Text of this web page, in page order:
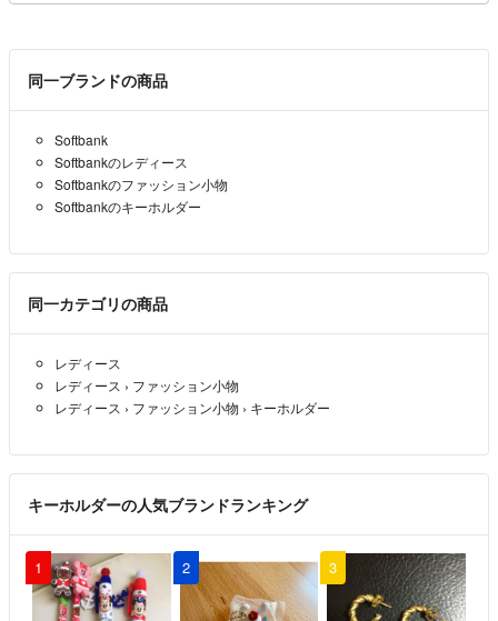
同一ブランドの商品
Softbank
Softbankのレディース
Softbankのファッション小物
Softbankのキーホルダー
同一カテゴリの商品
レディース
レディース › ファッション小物
レディース › ファッション小物 › キーホルダー
キーホルダーの人気ブランドランキング
1 2 3